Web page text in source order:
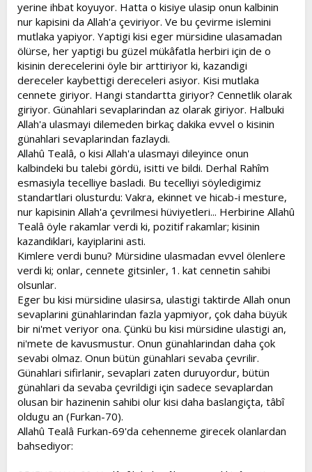
yerine ihbat koyuyor. Hatta o kisiye ulasip onun kalbinin
nur kapisini da Allah'a çeviriyor. Ve bu çevirme islemini
mutlaka yapiyor. Yaptigi kisi eger mürsidine ulasamadan
ölürse, her yaptigi bu güzel mükâfatla herbiri için de o
kisinin derecelerini öyle bir arttiriyor ki, kazandigi
dereceler kaybettigi dereceleri asiyor. Kisi mutlaka
cennete giriyor. Hangi standartta giriyor? Cennetlik olarak
giriyor. Günahlari sevaplarindan az olarak giriyor. Halbuki
Allah'a ulasmayi dilemeden birkaç dakika evvel o kisinin
günahlari sevaplarindan fazlaydi.
Allahû Tealâ, o kisi Allah'a ulasmayi dileyince onun
kalbindeki bu talebi gördü, isitti ve bildi. Derhal Rahîm
esmasiyla tecelliye basladi. Bu tecelliyi söyledigimiz
standartlari olusturdu: Vakra, ekinnet ve hicab-i mesture,
nur kapisinin Allah'a çevrilmesi hüviyetleri... Herbirine Allahû
Tealâ öyle rakamlar verdi ki, pozitif rakamlar; kisinin
kazandiklari, kayiplarini asti.
Kimlere verdi bunu? Mürsidine ulasmadan evvel ölenlere
verdi ki; onlar, cennete gitsinler, 1. kat cennetin sahibi
olsunlar.
Eger bu kisi mürsidine ulasirsa, ulastigi taktirde Allah onun
sevaplarini günahlarindan fazla yapmiyor, çok daha büyük
bir ni'met veriyor ona. Çünkü bu kisi mürsidine ulastigi an,
ni'mete de kavusmustur. Onun günahlarindan daha çok
sevabi olmaz. Onun bütün günahlari sevaba çevrilir.
Günahlari sifirlanir, sevaplari zaten duruyordur, bütün
günahlari da sevaba çevrildigi için sadece sevaplardan
olusan bir hazinenin sahibi olur kisi daha baslangiçta, tâbî
oldugu an (Furkan-70).
Allahû Tealâ Furkan-69'da cehenneme girecek olanlardan
bahsediyor: